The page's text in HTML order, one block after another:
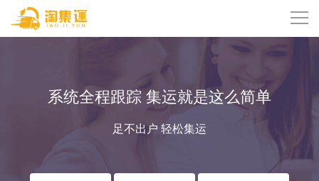
系统全程跟踪 集运就是这么简单
足不出户 轻松集运